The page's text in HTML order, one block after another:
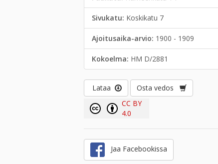
Sivukatu: Koskikatu 7
Ajoitusaika-arvio: 1900 - 1909
Kokoelma: HM D/2881
Lataa
Osta vedos
CC BY
4.0
Jaa Facebookissa